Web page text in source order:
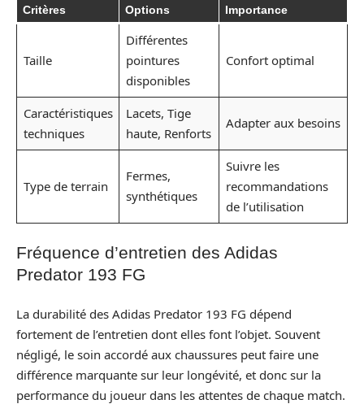
Critères Options Importance
Taille
Différentes
pointures
disponibles
Confort optimal
Caractéristiques
techniques
Lacets, Tige
haute, Renforts
Adapter aux besoins
Type de terrain
Fermes,
synthétiques
Suivre les
recommandations
de l’utilisation
Fréquence d’entretien des Adidas
Predator 193 FG
La durabilité des Adidas Predator 193 FG dépend
fortement de l’entretien dont elles font l’objet. Souvent
négligé, le soin accordé aux chaussures peut faire une
différence marquante sur leur longévité, et donc sur la
performance du joueur dans les attentes de chaque match.